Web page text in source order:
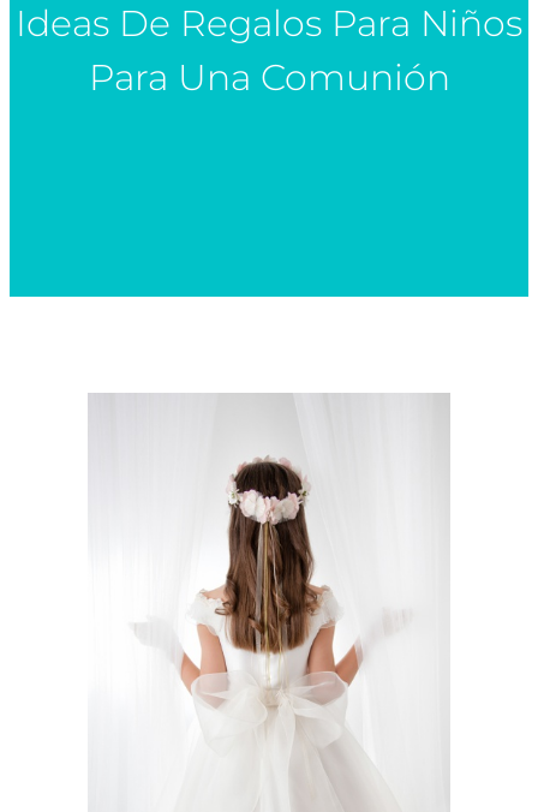
Ideas De Regalos Para Niños
Para Una Comunión